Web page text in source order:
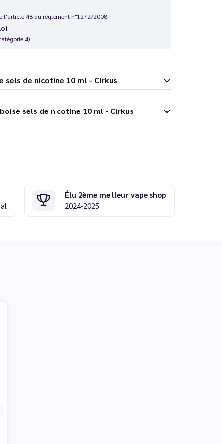
l'article 48 du règlement n°1272/2008
4)
sels de nicotine 10 ml - Cirkus
Framboise sels de nicotine 10 ml - Cirkus
Élu 2ème meilleur vape shop
2024-2025